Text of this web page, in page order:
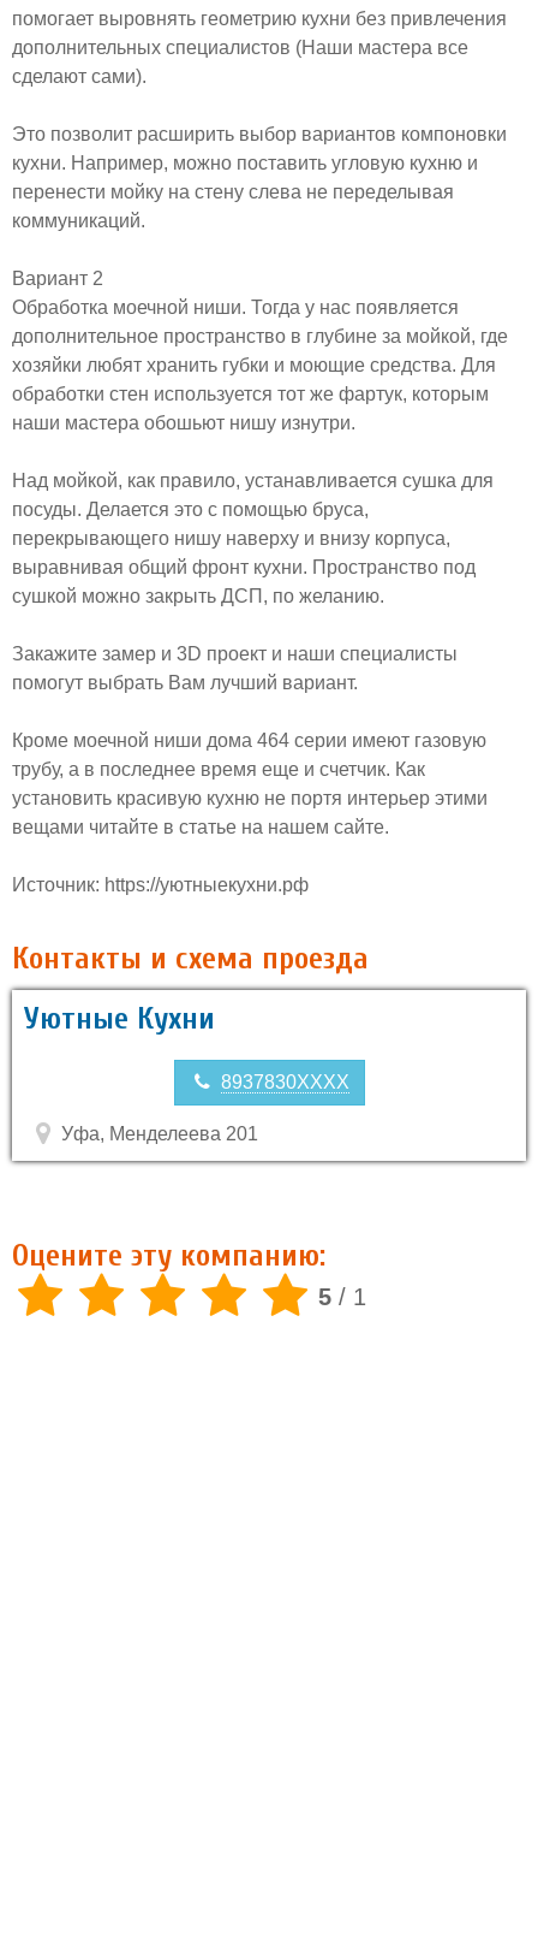
помогает выровнять геометрию кухни без привлечения
дополнительных специалистов (Наши мастера все
сделают сами).
Это позволит расширить выбор вариантов компоновки
кухни. Например, можно поставить угловую кухню и
перенести мойку на стену слева не переделывая
коммуникаций.
Вариант 2
Обработка моечной ниши. Тогда у нас появляется
дополнительное пространство в глубине за мойкой, где
хозяйки любят хранить губки и моющие средства. Для
обработки стен используется тот же фартук, которым
наши мастера обошьют нишу изнутри.
Над мойкой, как правило, устанавливается сушка для
посуды. Делается это с помощью бруса,
перекрывающего нишу наверху и внизу корпуса,
выравнивая общий фронт кухни. Пространство под
сушкой можно закрыть ДСП, по желанию.
Закажите замер и 3D проект и наши специалисты
помогут выбрать Вам лучший вариант.
Кроме моечной ниши дома 464 серии имеют газовую
трубу, а в последнее время еще и счетчик. Как
установить красивую кухню не портя интерьер этими
вещами читайте в статье на нашем сайте.
Источник: https://уютныекухни.рф
Контакты и схема проезда
Уютные Кухни
8937830XXXX
Уфа, Менделеева 201
Оцените эту компанию:
5 / 1